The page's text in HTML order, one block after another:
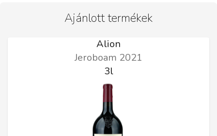
Ajánlott termékek
Alion
Jeroboam 2021
3l